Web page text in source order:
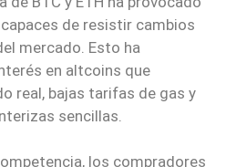
de resistir cambios
mercado. Esto ha
en altcoins que
real, bajas tarifas de gas y
sencillas.
los compradores